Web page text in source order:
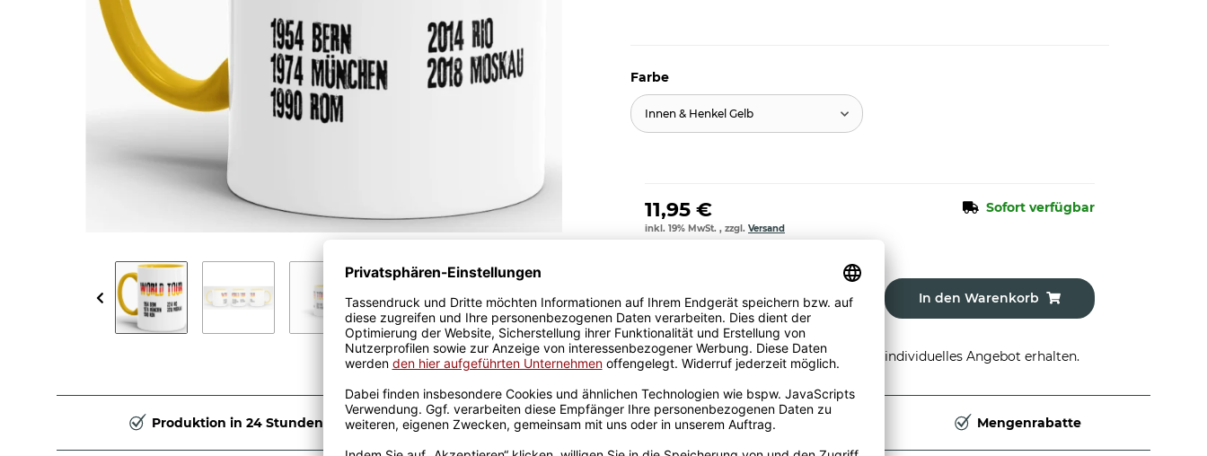
Farbe
Innen & Henkel Gelb
11,95 € Sofort verfügbar
inkl. 19% MwSt. , zzgl. Versand
Stk In den Warenkorb
Größere Stückzahl? Anfrage stellen und individuelles Angebot erhalten.
Produktion in 24 Stunden Sicherer Kauf Auf Rechnung Produktion in Deutschland Mengenrabatte